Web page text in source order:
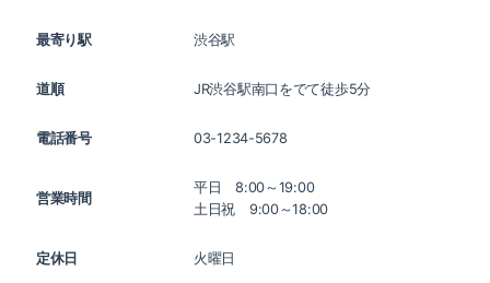
最寄り駅 渋谷駅
道順 JR渋谷駅南口をでて徒歩5分
電話番号 03-1234-5678
営業時間
平日 8:00～19:00
土日祝 9:00～18:00
定休日 火曜日